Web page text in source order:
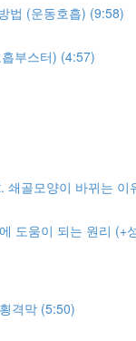
법 (운동호흡) (9:58)
부스터) (4:57)
쇄골모양이 바뀌는 이
도움이 되는 원리 (+
격막 (5:50)